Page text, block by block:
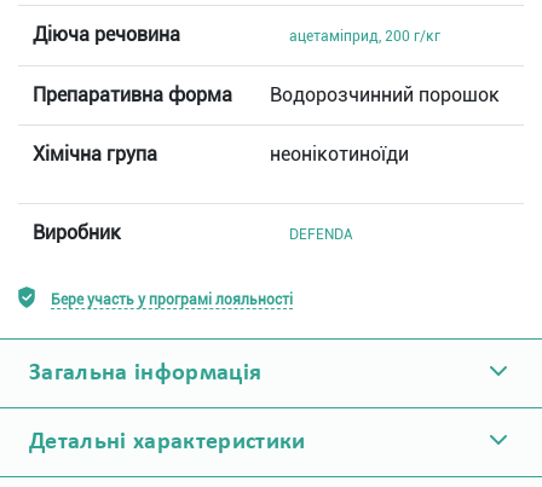
Діюча речовина ацетаміприд, 200 г/кг
Препаративна форма Водорозчинний порошок
Хімічна група неонікотиноїди
Виробник DEFENDA
Бере участь у програмі лояльності
Загальна інформація
Детальні характеристики